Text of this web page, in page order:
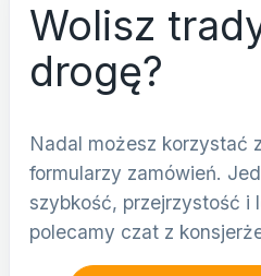
Wolisz
drogę?
Nadal możesz korzystać
formularzy zamówień.
szybkość, przejrzystość i
polecamy czat z